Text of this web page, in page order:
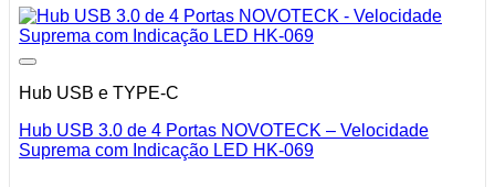
Hub USB e TYPE-C
Hub USB 3.0 de 4 Portas NOVOTECK – Velocidade
Suprema com Indicação LED HK-069